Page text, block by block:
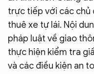
eMagazine
Video
Infographic
Chuyên trang An ninh thế giới
Chuyên đề
trực tiếp với các chủ
thuê xe tự lái. Nội
pháp luật về giao
thực hiện kiểm tra
và các điều kiện an